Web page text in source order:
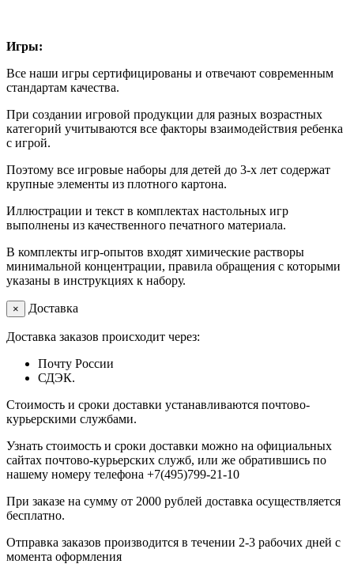
Игры:
Все наши игры сертифицированы и отвечают современным
стандартам качества.
При создании игровой продукции для разных возрастных
категорий учитываются все факторы взаимодействия ребенка
с игрой.
Поэтому все игровые наборы для детей до 3-х лет содержат
крупные элементы из плотного картона.
Иллюстрации и текст в комплектах настольных игр
выполнены из качественного печатного материала.
В комплекты игр-опытов входят химические растворы
минимальной концентрации, правила обращения с которыми
указаны в инструкциях к набору.
× Доставка
Доставка заказов происходит через:
Почту России
СДЭК.
Стоимость и сроки доставки устанавливаются почтово-
курьерскими службами.
Узнать стоимость и сроки доставки можно на официальных
сайтах почтово-курьерских служб, или же обратившись по
нашему номеру телефона +7(495)799-21-10
При заказе на сумму от 2000 рублей доставка осуществляется
бесплатно.
Отправка заказов производится в течении 2-3 рабочих дней с
момента оформления